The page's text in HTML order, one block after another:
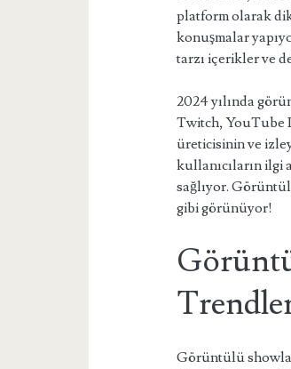
platform olarak
konuşmalar
tarzı içerikler ve
2024 yılında
Twitch, YouTube
üreticisinin ve
kullanıcıların ilgi
sağlıyor.
gibi görünüyor!
Görüntülü